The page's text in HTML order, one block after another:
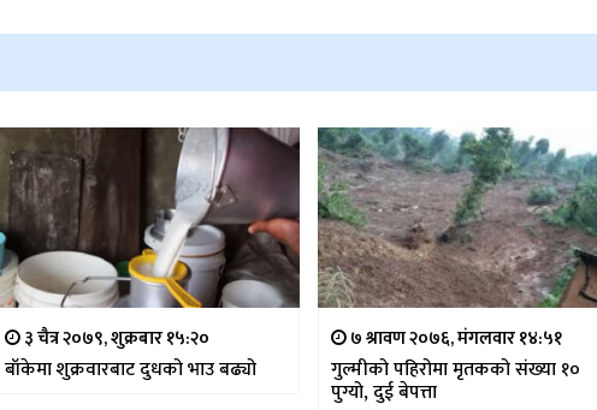
३ चैत्र २०७९, शुक्रबार १५:२०
बाँकेमा शुक्रवारबाट दुधको भाउ बढ्यो
७ श्रावण २०७६, मंगलवार १४:५१
गुल्मीको पहिरोमा मृतकको संख्या १०
पुग्यो, दुई बेपत्ता